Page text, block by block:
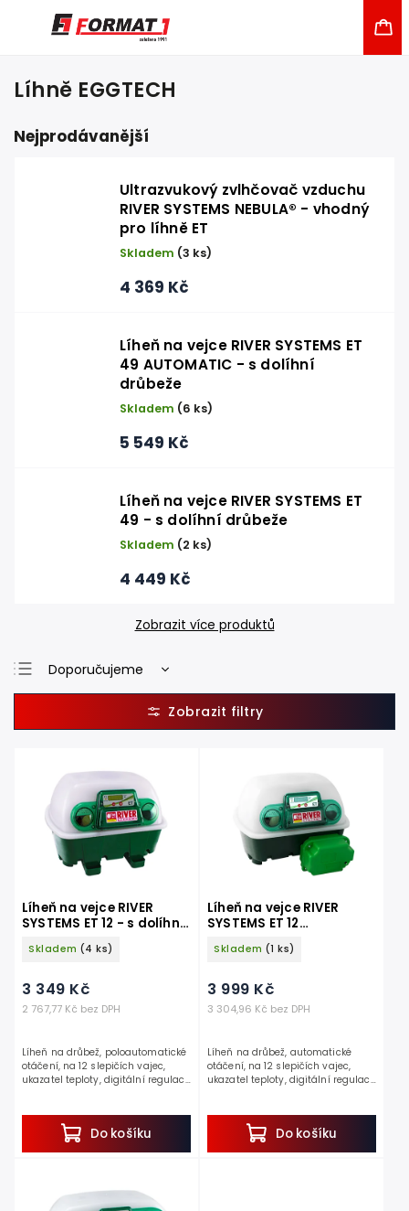
Líhně EGGTECH
Nejprodávanější
Ultrazvukový zvlhčovač vzduchu
RIVER SYSTEMS NEBULA® - vhodný
pro líhně ET
Skladem (3 ks)
4 369 Kč
Líheň na vejce RIVER SYSTEMS ET
49 AUTOMATIC - s dolíhní
drůbeže
Skladem (6 ks)
5 549 Kč
Líheň na vejce RIVER SYSTEMS ET
49 - s dolíhní drůbeže
Skladem (2 ks)
4 449 Kč
Zobrazit více produktů
Doporučujeme
Nejlevnější
Nejdražší
Abecedně
Líheň na vejce RIVER
SYSTEMS ET 12 - s dolíhní
Skladem (4 ks)
2 767,77 Kč bez DPH
3 349 Kč
Do košíku
Líheň na drůbež, poloautomatické
otáčení, na 12 slepičích vajec,
ukazatel teploty, digitální regulace
Líheň na vejce RIVER
SYSTEMS ET 12
AUTOMATIC - s dolíhní
drůbeže
Skladem (1 ks)
3 304,96 Kč bez DPH
3 999 Kč
Do košíku
Líheň na drůbež, automatické
otáčení, na 12 slepičích vajec,
ukazatel teploty, digitální regulace